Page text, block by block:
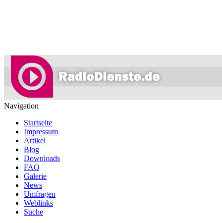
Navigation
Startseite
Impressum
Artikel
Blog
Downloads
FAQ
Galerie
News
Umfragen
Weblinks
Suche